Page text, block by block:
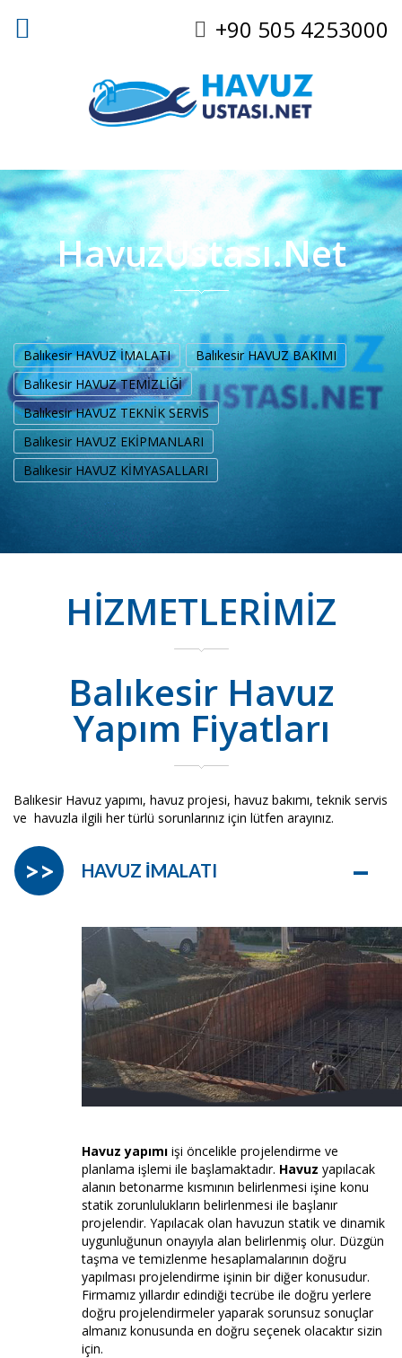
+90 505 4253000
HavuzUstası.Net
Balıkesir HAVUZ İMALATI
Balıkesir HAVUZ BAKIMI
Balıkesir HAVUZ TEMİZLİĞİ
Balıkesir HAVUZ TEKNİK SERVİS
Balıkesir HAVUZ EKİPMANLARI
Balıkesir HAVUZ KİMYASALLARI
HİZMETLERİMİZ
Balıkesir Havuz
Yapım Fiyatları
Balıkesir Havuz yapımı, havuz projesi, havuz bakımı, teknik servis
ve havuzla ilgili her türlü sorunlarınız için lütfen arayınız.
HAVUZ İMALATI –
>>
Havuz yapımı işi öncelikle projelendirme ve
planlama işlemi ile başlamaktadır. Havuz yapılacak
alanın betonarme kısmının belirlenmesi işine konu
statik zorunlulukların belirlenmesi ile başlanır
projelendir. Yapılacak olan havuzun statik ve dinamik
uygunluğunun onayıyla alan belirlenmiş olur. Düzgün
taşma ve temizlenme hesaplamalarının doğru
yapılması projelendirme işinin bir diğer konusudur.
Firmamız yıllardır edindiği tecrübe ile doğru yerlere
doğru projelendirmeler yaparak sorunsuz sonuçlar
almanız konusunda en doğru seçenek olacaktır sizin
için.